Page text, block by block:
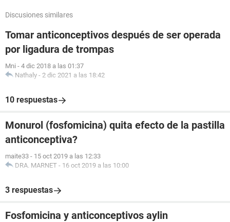
Discusiones similares
Tomar anticonceptivos después de ser operada
por ligadura de trompas
Mni - 4 dic 2018 a las 01:37
Nathaly - 2 dic 2021 a las 18:42
10 respuestas
Monurol (fosfomicina) quita efecto de la pastilla
anticonceptiva?
maite33 - 15 oct 2019 a las 12:33
DRA. MARNET - 16 oct 2019 a las 10:00
3 respuestas
Fosfomicina y anticonceptivos aylin